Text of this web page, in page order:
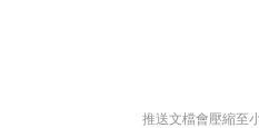
推送文檔會壓縮至